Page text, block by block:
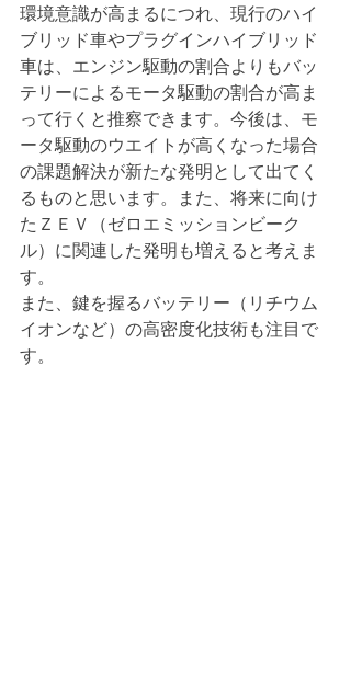
環境意識が高まるにつれ、現行のハイ
ブリッド車やプラグインハイブリッド
車は、エンジン駆動の割合よりもバッ
テリーによるモータ駆動の割合が高ま
って行くと推察できます。今後は、モ
ータ駆動のウエイトが高くなった場合
の課題解決が新たな発明として出てく
るものと思います。また、将来に向け
たＺＥＶ（ゼロエミッションビーク
ル）に関連した発明も増えると考えま
す。
また、鍵を握るバッテリー（リチウム
イオンなど）の高密度化技術も注目で
す。